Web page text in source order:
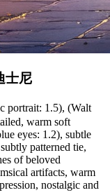
士尼
portrait: 1.5), (Walt
warm soft
eyes: 1.2), subtle
patterned tie,
of beloved
artifacts, warm
nostalgic and